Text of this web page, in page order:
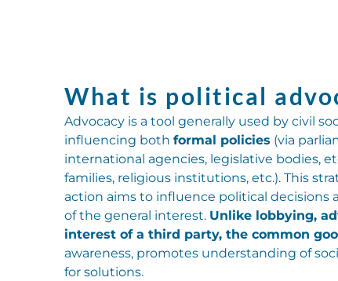
What is political
Advocacy is a tool generally used by civil
influencing both formal policies (via
international agencies, legislative bodies,
families, religious institutions, etc.). This
action aims to influence political decisions
of the general interest. Unlike lobbying,
interest of a third party, the common
awareness, promotes understanding of
for solutions.